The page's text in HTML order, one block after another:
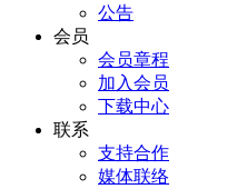
公告
会员
会员章程
加入会员
下载中心
联系
支持合作
媒体联络